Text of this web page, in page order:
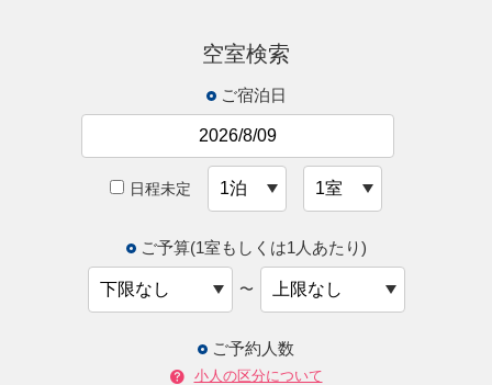
空室検索
ご宿泊日
日程未定
ご予算(1室もしくは1人あたり)
〜
ご予約人数
小人の区分について